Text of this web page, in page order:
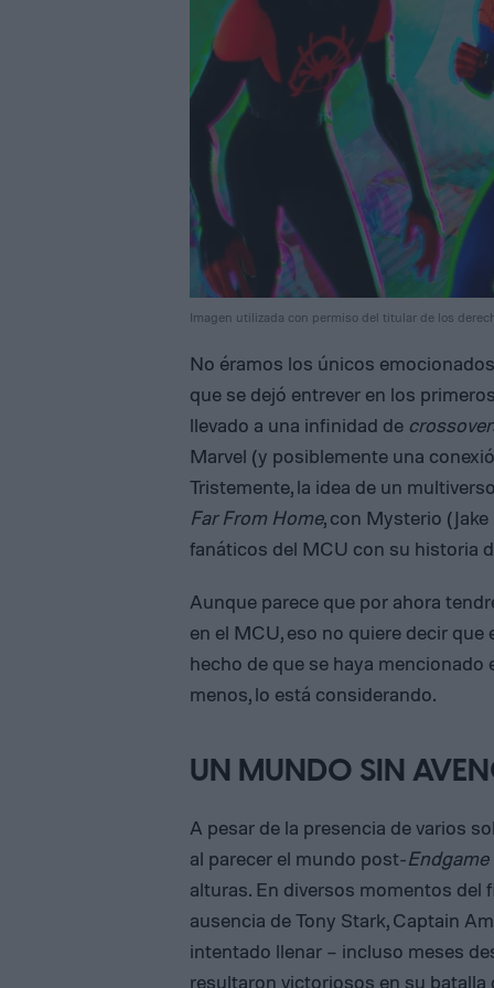
Imagen utilizada con permiso del titular de los
No éramos los únicos
que se dejó entrever en los
llevado a una infinidad de
Marvel (y posiblemente una
Tristemente, la idea de un
Far From Home, con Mysterio
fanáticos del MCU con su historia
Aunque parece que por ahora
en el MCU, eso no quiere decir
hecho de que se haya mencionado
menos, lo está considerando.
UN MUNDO SIN
A pesar de la presencia de varios
al parecer el mundo post-Endgame
alturas. En diversos momentos del
ausencia de Tony Stark, Captain
intentado llenar – incluso meses
resultaron victoriosos en su batalla